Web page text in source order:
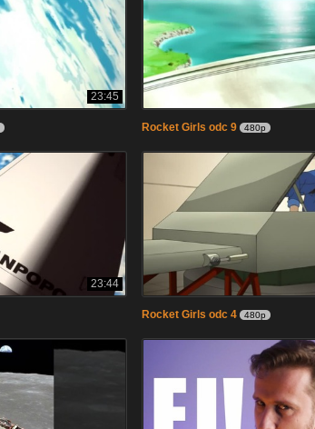
23:45
Rocket Girls odc 9 480p
23:44
Rocket Girls odc 4 480p